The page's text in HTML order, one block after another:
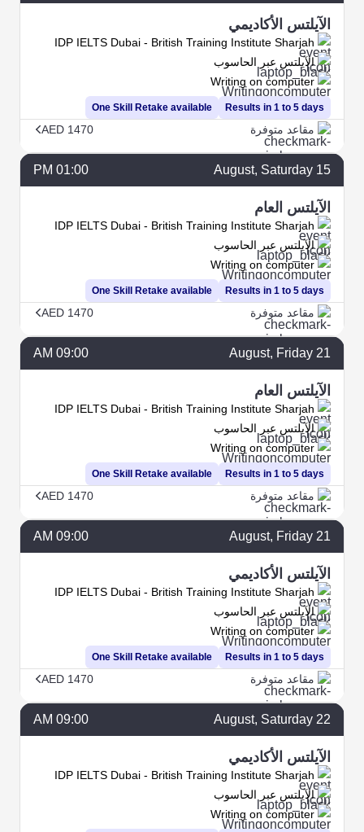
الآيلتس الأكاديمي
IDP IELTS Dubai - British Training Institute Sharjah
Results in 1 to 5 days
الآيلتس عبر الحاسوب
Writing on computer
One Skill Retake available
مقاعد متوفرة AED 1470
15
August, Saturday
01:00 PM
الآيلتس العام
IDP IELTS Dubai - British Training Institute Sharjah
Results in 1 to 5 days
الآيلتس عبر الحاسوب
Writing on computer
One Skill Retake available
مقاعد متوفرة AED 1470
21
August, Friday
09:00 AM
الآيلتس العام
IDP IELTS Dubai - British Training Institute Sharjah
Results in 1 to 5 days
الآيلتس عبر الحاسوب
Writing on computer
One Skill Retake available
مقاعد متوفرة AED 1470
21
August, Friday
09:00 AM
الآيلتس الأكاديمي
IDP IELTS Dubai - British Training Institute Sharjah
Results in 1 to 5 days
الآيلتس عبر الحاسوب
Writing on computer
One Skill Retake available
مقاعد متوفرة AED 1470
22
August, Saturday
09:00 AM
الآيلتس الأكاديمي
IDP IELTS Dubai - British Training Institute Sharjah
الآيلتس عبر الحاسوب
Writing on computer